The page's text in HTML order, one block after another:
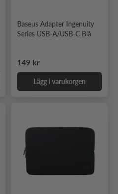
Baseus Adapter Ingenuity
Series USB-A/USB-C Blå
Ordinarie pris
149 kr
Lägg i varukorgen